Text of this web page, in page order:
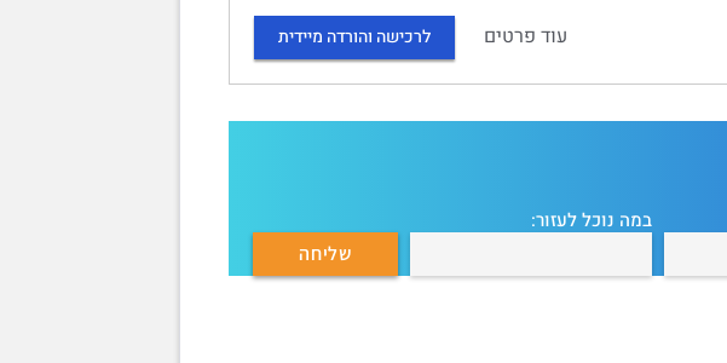
עוד פרטים לרכישה והורדה מיידית
במה נוכל לעזור: